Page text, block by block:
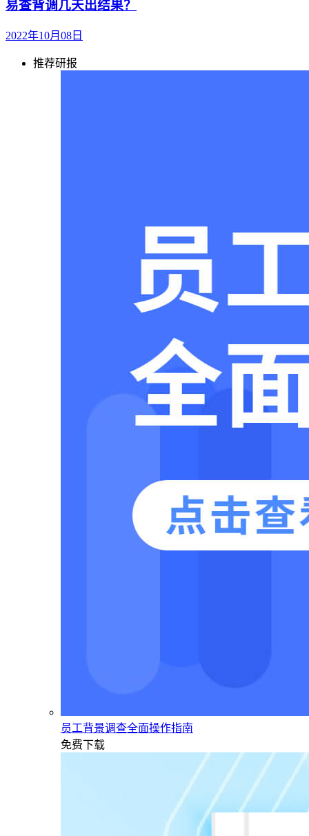
易查背调几天出结果？
2022年10月08日
推荐研报
员工背景调查全面操作指南
免费下载